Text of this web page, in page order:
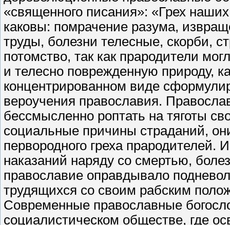
«священного писания»: «Грех
каковы: помрачение разума,
труды, болезни телесные, скорби,
потомство, так как прародители
и телесно поврежденную природу,
концентрированном виде
вероучения православия.
бессмысленно роптать на тяготы
социальные причины страданий,
первородного греха
наказаний наряду со смертью,
православие оправдывало
трудящихся со своим рабским
Современные православные
социалистическом обществе, где